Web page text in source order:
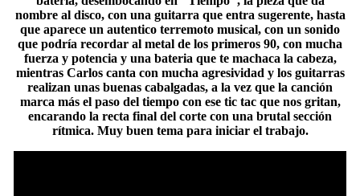
nombre al disco, con una guitarra que entra sugerente, hasta
que aparece un autentico terremoto musical, con un sonido
que podría recordar al metal de los primeros 90, con mucha
fuerza y potencia y una bateria que te machaca la cabeza,
mientras Carlos canta con mucha agresividad y los guitarras
realizan unas buenas cabalgadas, a la vez que la canción
marca más el paso del tiempo con ese tic tac que nos gritan,
encarando la recta final del corte con una brutal sección
rítmica. Muy buen tema para iniciar el trabajo.